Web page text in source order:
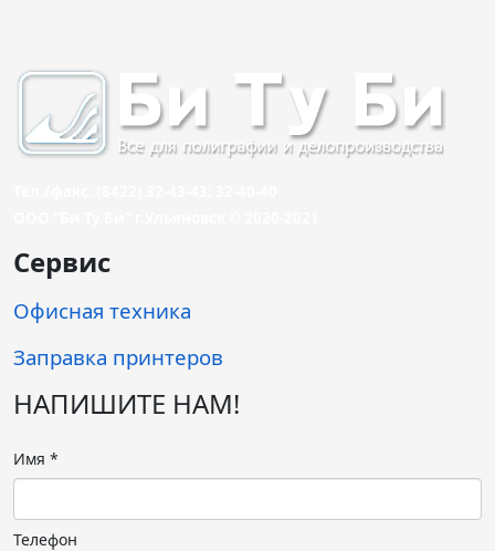
Сервис
Офисная техника
Заправка принтеров
НАПИШИТЕ НАМ!
Имя *
Телефон